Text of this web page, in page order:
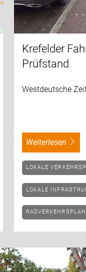
Krefelder
Prüfstand
Westdeutsche
weiterlesen
LOKALE
LOKALE